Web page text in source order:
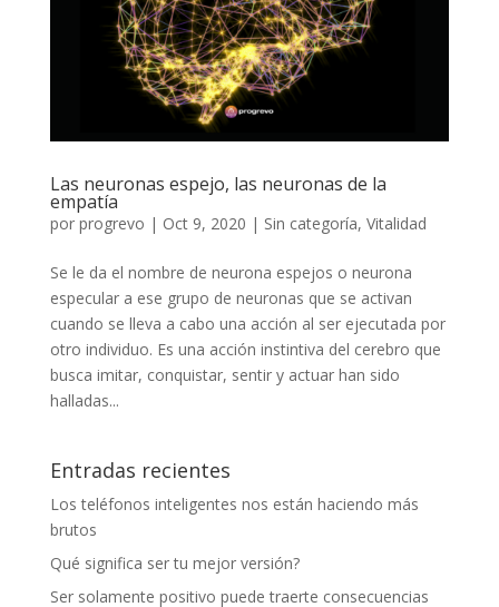
Las neuronas espejo, las neuronas de la
empatía
por progrevo | Oct 9, 2020 | Sin categoría, Vitalidad
Se le da el nombre de neurona espejos o neurona
especular a ese grupo de neuronas que se activan
cuando se lleva a cabo una acción al ser ejecutada por
otro individuo. Es una acción instintiva del cerebro que
busca imitar, conquistar, sentir y actuar han sido
halladas...
Entradas recientes
Los teléfonos inteligentes nos están haciendo más
brutos
Qué significa ser tu mejor versión?
Ser solamente positivo puede traerte consecuencias